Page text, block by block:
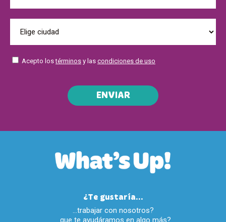
Acepto lostérminos y las condiciones de uso
ENVIAR
¿Te gustaría...
…trabajar con nosotros?
…que te ayudáramos en algo más?